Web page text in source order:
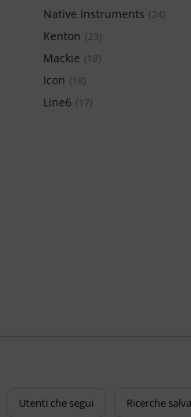
Native Instruments (24)
Kenton (23)
Mackie (18)
Icon (18)
Line6 (17)
Utenti che segui Ricerche